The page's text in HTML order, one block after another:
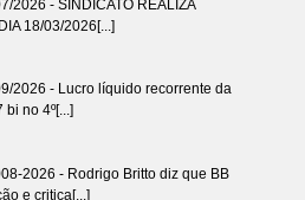
2026 - SINDICATO REALIZA
18/03/2026[...]
2026 - Lucro líquido recorrente da
no 4º[...]
2026 - Rodrigo Britto diz que BB
e critica[...]